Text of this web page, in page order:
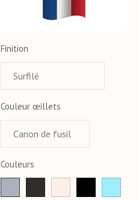
Finition
Couleur œillets
Couleurs